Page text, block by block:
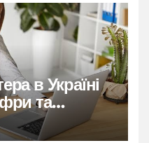
в Україні
та